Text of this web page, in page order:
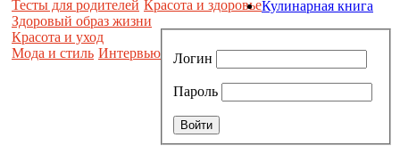
Тесты для родителей Красота и здоровье
Здоровый образ жизни
Красота и уход
Мода и стиль Интервью
Кулинарная книга
Логин
Пароль